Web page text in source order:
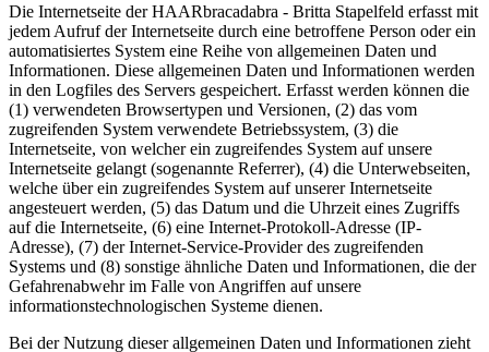
Die Internetseite der HAARbracadabra - Britta Stapelfeld erfasst mit
jedem Aufruf der Internetseite durch eine betroffene Person oder ein
automatisiertes System eine Reihe von allgemeinen Daten und
Informationen. Diese allgemeinen Daten und Informationen werden
in den Logfiles des Servers gespeichert. Erfasst werden können die
(1) verwendeten Browsertypen und Versionen, (2) das vom
zugreifenden System verwendete Betriebssystem, (3) die
Internetseite, von welcher ein zugreifendes System auf unsere
Internetseite gelangt (sogenannte Referrer), (4) die Unterwebseiten,
welche über ein zugreifendes System auf unserer Internetseite
angesteuert werden, (5) das Datum und die Uhrzeit eines Zugriffs
auf die Internetseite, (6) eine Internet-Protokoll-Adresse (IP-
Adresse), (7) der Internet-Service-Provider des zugreifenden
Systems und (8) sonstige ähnliche Daten und Informationen, die der
Gefahrenabwehr im Falle von Angriffen auf unsere
informationstechnologischen Systeme dienen.
Bei der Nutzung dieser allgemeinen Daten und Informationen zieht